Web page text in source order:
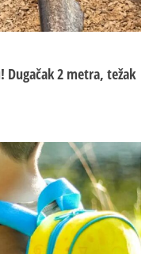
Dugačak 2 metra, težak